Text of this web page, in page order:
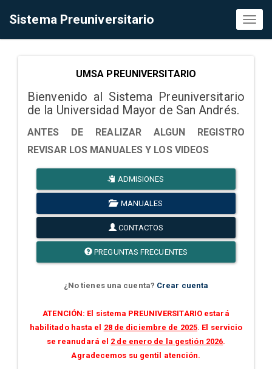
Sistema Preuniversitario
UMSA PREUNIVERSITARIO
Bienvenido al Sistema Preuniversitario
de la Universidad Mayor de San Andrés.
ANTES DE REALIZAR ALGUN REGISTRO
REVISAR LOS MANUALES Y LOS VIDEOS
ADMISIONES
MANUALES
CONTACTOS
PREGUNTAS FRECUENTES
¿No tienes una cuenta? Crear cuenta
ATENCIÓN: El sistema PREUNIVERSITARIO estará
habilitado hasta el 28 de diciembre de 2025. El servicio
se reanudará el 2 de enero de la gestión 2026.
Agradecemos su gentil atención.